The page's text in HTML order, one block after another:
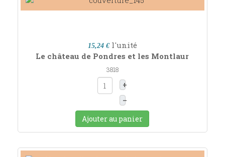
15,24 € l'unité
Le château de Pondres et les Montlaur
3818
+
–
Ajouter au panier